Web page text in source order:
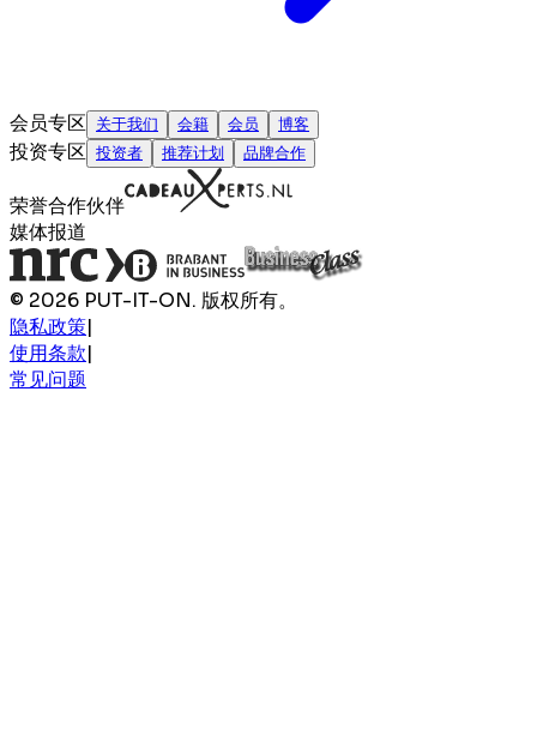
会员专区 关于我们 会籍 会员 博客
投资专区 投资者 推荐计划 品牌合作
荣誉合作伙伴
媒体报道
© 2026 PUT-IT-ON. 版权所有。
隐私政策|
使用条款|
常见问题